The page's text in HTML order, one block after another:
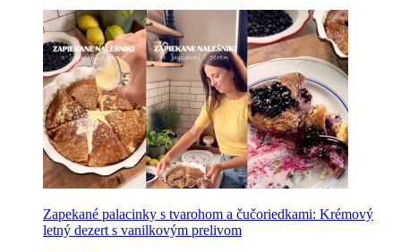
Zapekané palacinky s tvarohom a čučoriedkami: Krémový
letný dezert s vanilkovým prelivom